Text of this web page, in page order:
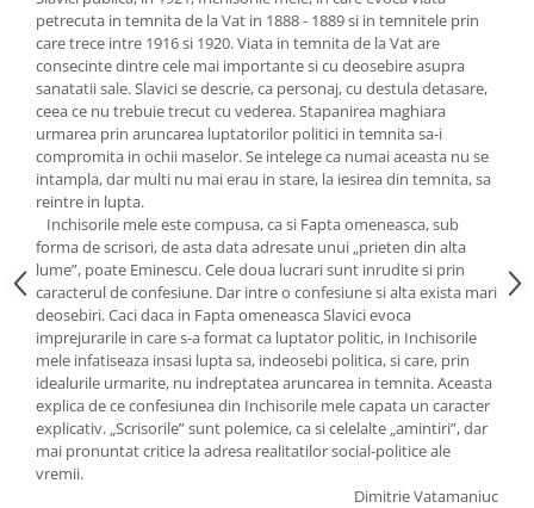
petrecuta in temnita de la Vat in 1888 - 1889 si in temnitele prin
care trece intre 1916 si 1920. Viata in temnita de la Vat are
consecinte dintre cele mai importante si cu deosebire asupra
sanatatii sale. Slavici se descrie, ca personaj, cu destula detasare,
ceea ce nu trebuie trecut cu vederea. Stapanirea maghiara
urmarea prin aruncarea luptatorilor politici in temnita sa-i
compromita in ochii maselor. Se intelege ca numai aceasta nu se
intampla, dar multi nu mai erau in stare, la iesirea din temnita, sa
reintre in lupta.
Inchisorile mele este compusa, ca si Fapta omeneasca, sub
forma de scrisori, de asta data adresate unui „prieten din alta
lume”, poate Eminescu. Cele doua lucrari sunt inrudite si prin
caracterul de confesiune. Dar intre o confesiune si alta exista mari
deosebiri. Caci daca in Fapta omeneasca Slavici evoca
imprejurarile in care s-a format ca luptator politic, in Inchisorile
mele infatiseaza insasi lupta sa, indeosebi politica, si care, prin
idealurile urmarite, nu indreptatea aruncarea in temnita. Aceasta
explica de ce confesiunea din Inchisorile mele capata un caracter
explicativ. „Scrisorile” sunt polemice, ca si celelalte „amintiri”, dar
mai pronuntat critice la adresa realitatilor social-politice ale
vremii.
Dimitrie Vatamaniuc